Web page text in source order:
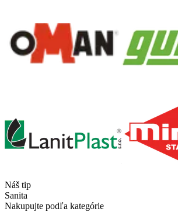
Náš tip
Sanita
Nakupujte podľa kategórie